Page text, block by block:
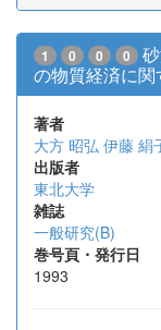
1 0 0 0
の物質経済に
著者
大方 昭弘 伊藤 絹
出版者
東北大学
雑誌
一般研究(B)
巻号頁・発行日
1993